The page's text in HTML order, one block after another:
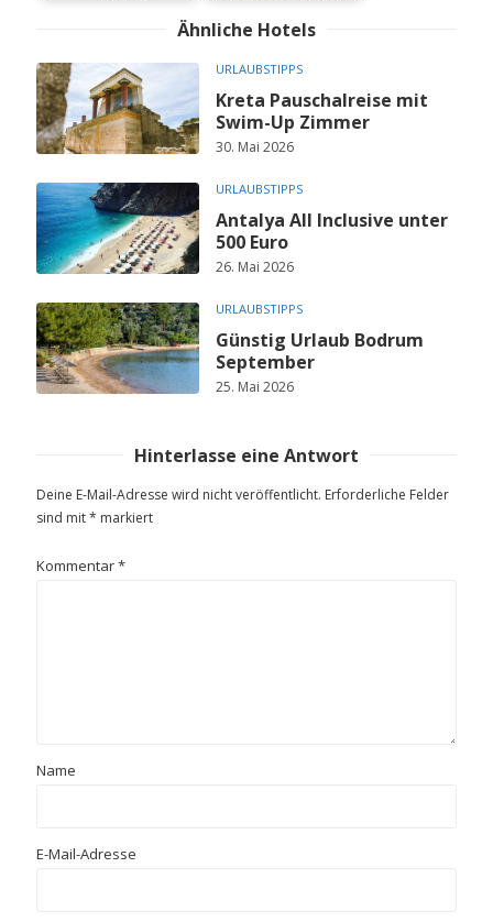
Ähnliche Hotels
URLAUBSTIPPS
Kreta Pauschalreise mit
Swim-Up Zimmer
30. Mai 2026
URLAUBSTIPPS
Antalya All Inclusive unter
500 Euro
26. Mai 2026
URLAUBSTIPPS
Günstig Urlaub Bodrum
September
25. Mai 2026
Hinterlasse eine Antwort
Deine E-Mail-Adresse wird nicht veröffentlicht. Erforderliche Felder
sind mit* markiert
Kommentar*
Name
E-Mail-Adresse